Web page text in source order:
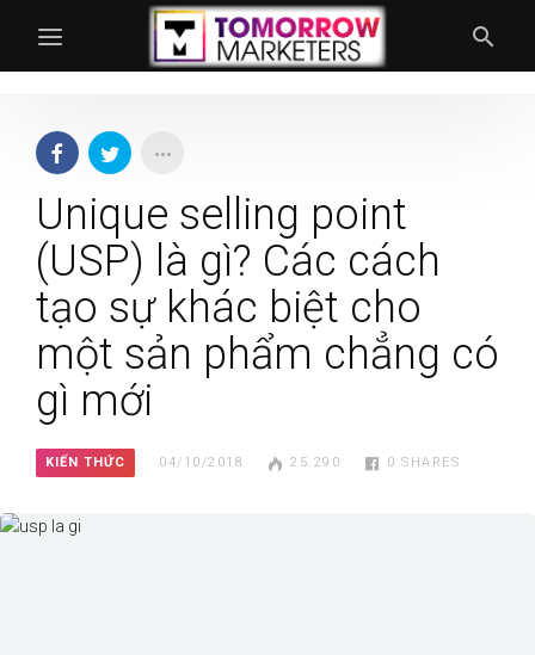
Unique selling point
(USP) là gì? Các cách
tạo sự khác biệt cho
một sản phẩm chẳng có
gì mới
KIẾN THỨC 04/10/2018 25.290 0 SHARES